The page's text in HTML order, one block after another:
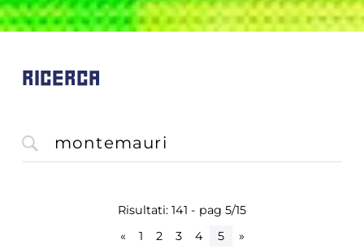
RICERCA
Risultati: 141 - pag 5/15
«
1 2 3 4 5 »